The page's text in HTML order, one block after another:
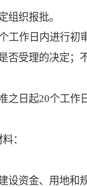
组织报批。
工作日内进行初
否受理的决定；
之日起20个工作
：
设资金、用地和